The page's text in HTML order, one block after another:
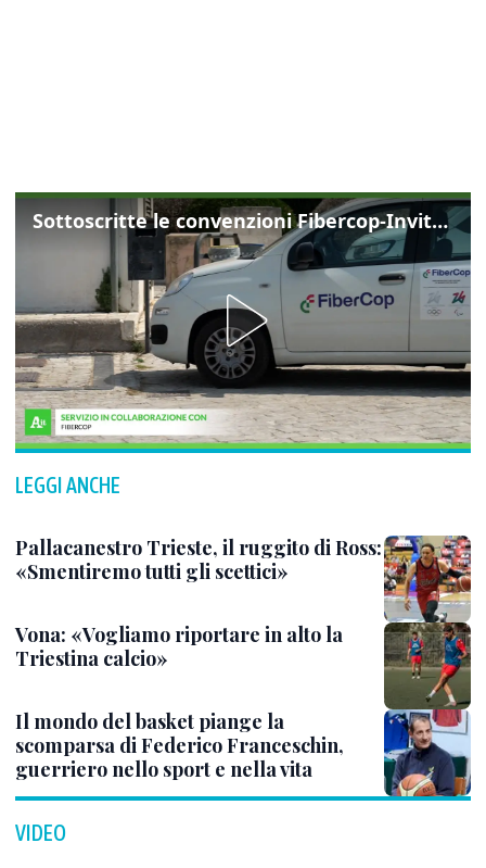
Sottoscritte le convenzioni Fibercop-Invitalia, fibra ottica per 477 mila civici
LEGGI ANCHE
Pallacanestro Trieste, il ruggito di Ross:
«Smentiremo tutti gli scettici»
Vona: «Vogliamo riportare in alto la
Triestina calcio»
Il mondo del basket piange la
scomparsa di Federico Franceschin,
guerriero nello sport e nella vita
VIDEO